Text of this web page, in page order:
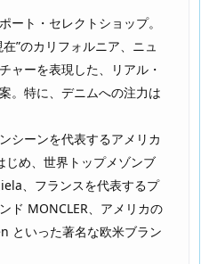
ート・セレクトショップ。
”のカリフォルニア、ニュ
ャーを表現した、リアル・
。特に、デニムへの注力は
シーンを代表するアメリカ
め、世界トップメゾンブ
、フランスを代表するプ
ド MONCLER、アメリカの
といった著名な欧米ブラン